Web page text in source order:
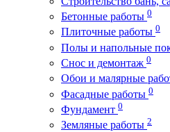
Бетонные работы 0
Плиточные работы 0
Полы и напольные
Снос и демонтаж 0
Обои и малярные
Фасадные работы 0
Фундамент 0
Земляные работы 2